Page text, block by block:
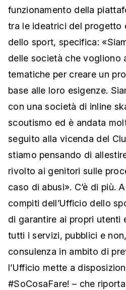
funzionamento della
tra le ideatrici del progetto
dello sport, specifica:
delle società che vogliono
tematiche per creare un
base alle loro esigenze.
con una società di inline
scoutismo ed è andata
seguito alla vicenda del
stiamo pensando di
rivolto ai genitori sulle
caso di abusi». C’è di più. A
compiti dell’Ufficio dello
di garantire ai propri utenti
tutti i servizi, pubblici e
consulenza in ambito di
l’Ufficio mette a
#SoCosaFare! – che